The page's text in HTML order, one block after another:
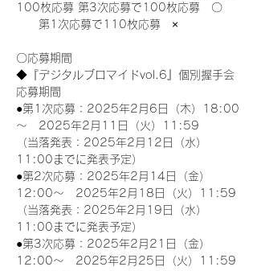
100枚応募 第3次応募で100枚応募　〇
第1次応募で110枚応募　×
〇応募期間
◆『デジタルブロマイドvol.6』個別握手会
応募期間
●第1次応募：2025年2月6日（木）18:00
～　2025年2月11日（火）11:59
（当落発表：2025年2月12日（水）
11:00までに発表予定）
●第2次応募：2025年2月14日（金）
12:00～　2025年2月18日（火）11:59
（当落発表：2025年2月19日（水）
11:00までに発表予定）
●第3次応募：2025年2月21日（金）
12:00～　2025年2月25日（火）11:59